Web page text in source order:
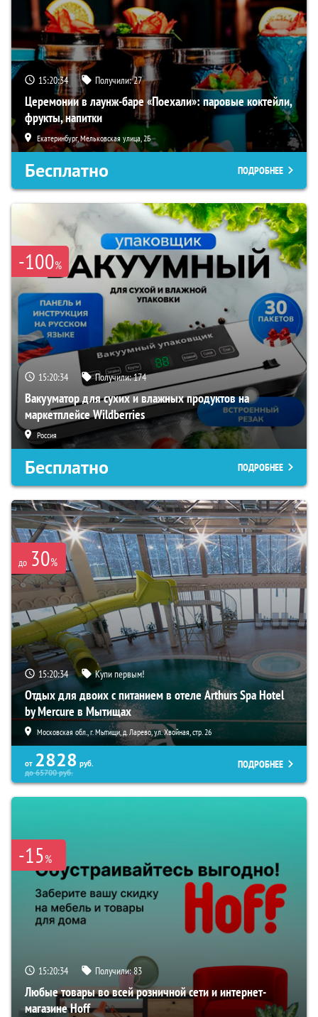
15:20:33 Получили:27
Церемонии в лаунж-баре «Поехали»: паровые коктейли,
фрукты, напитки
Екатеринбург, Мельковская улица, 2Б
Бесплатно ПОДРОБНЕЕ
-100%
15:20:33 Получили:174
Вакууматор для сухих и влажных продуктов на
маркетплейсе Wildberries
Россия
Бесплатно ПОДРОБНЕЕ
до 30%
15:20:33 Купи первым!
Отдых для двоих с питанием в отеле Arthurs Spa Hotel
by Mercure в Мытищах
Московская обл., г. Мытищи, д. Ларево, ул. Хвойная, стр. 26
от 2828 руб.
до65700руб.
ПОДРОБНЕЕ
-15%
15:20:33 Получили:83
Любые товары во всей розничной сети и интернет-
магазине Hoff